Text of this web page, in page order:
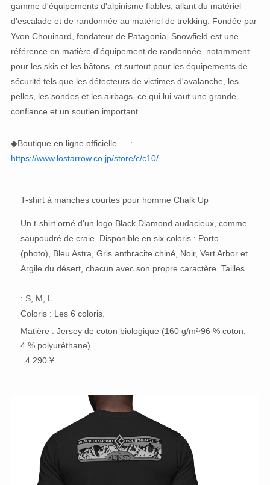
gamme d'équipements d'alpinisme fiables, allant du matériel
d'escalade et de randonnée au matériel de trekking. Fondée par
Yvon Chouinard, fondateur de Patagonia, Snowfield est une
référence en matière d'équipement de randonnée, notamment
pour les skis et les bâtons, et surtout pour les équipements de
sécurité tels que les détecteurs de victimes d'avalanche, les
pelles, les sondes et les airbags, ce qui lui vaut une grande
confiance et un soutien important
◆Boutique en ligne officielle
:
https://www.lostarrow.co.jp/store/c/c10/
T-shirt à manches courtes pour homme Chalk Up
Un t-shirt orné d'un logo Black Diamond audacieux, comme
saupoudré de craie. Disponible en six coloris : Porto
(photo), Bleu Astra, Gris anthracite chiné, Noir, Vert Arbor et
Argile du désert, chacun avec son propre caractère. Tailles
: S, M, L.
Coloris : Les 6 coloris.
Matière : Jersey de coton biologique (160 g/m² ,96 % coton,
4 % polyuréthane)
. 4 290 ¥